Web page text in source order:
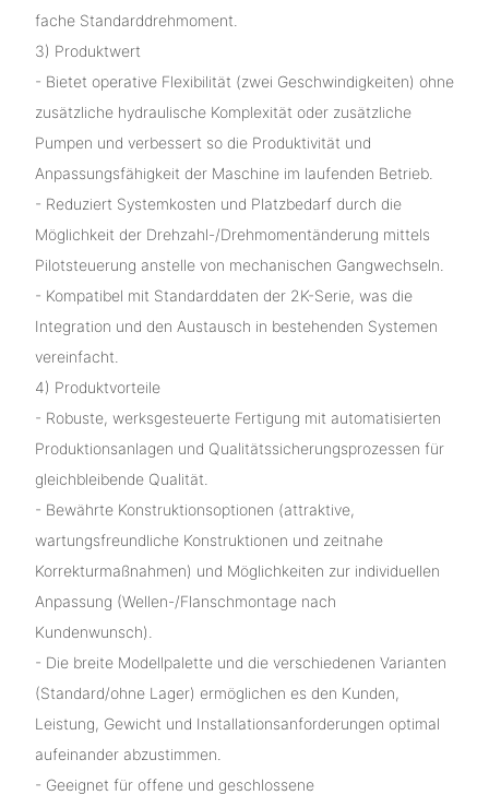
fache Standarddrehmoment.
3) Produktwert
- Bietet operative Flexibilität (zwei Geschwindigkeiten) ohne
zusätzliche hydraulische Komplexität oder zusätzliche
Pumpen und verbessert so die Produktivität und
Anpassungsfähigkeit der Maschine im laufenden Betrieb.
- Reduziert Systemkosten und Platzbedarf durch die
Möglichkeit der Drehzahl-/Drehmomentänderung mittels
Pilotsteuerung anstelle von mechanischen Gangwechseln.
- Kompatibel mit Standarddaten der 2K-Serie, was die
Integration und den Austausch in bestehenden Systemen
vereinfacht.
4) Produktvorteile
- Robuste, werksgesteuerte Fertigung mit automatisierten
Produktionsanlagen und Qualitätssicherungsprozessen für
gleichbleibende Qualität.
- Bewährte Konstruktionsoptionen (attraktive,
wartungsfreundliche Konstruktionen und zeitnahe
Korrekturmaßnahmen) und Möglichkeiten zur individuellen
Anpassung (Wellen-/Flanschmontage nach
Kundenwunsch).
- Die breite Modellpalette und die verschiedenen Varianten
(Standard/ohne Lager) ermöglichen es den Kunden,
Leistung, Gewicht und Installationsanforderungen optimal
aufeinander abzustimmen.
- Geeignet für offene und geschlossene